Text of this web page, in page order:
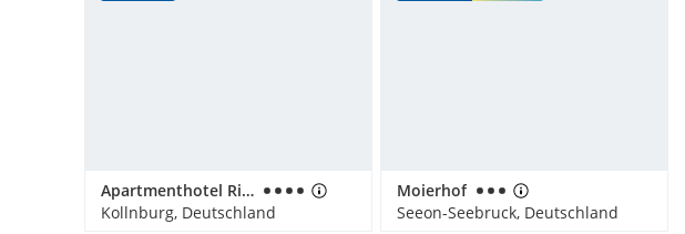
Apartmenthotel Richterhof
Kollnburg, Deutschland
Moierhof
Seeon-Seebruck, Deutschland